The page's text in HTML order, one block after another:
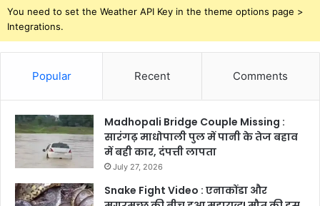
You need to set the Weather API Key in the theme options page >
Integrations.
Popular Recent Comments
Madhopali Bridge Couple Missing :
सारंगढ़ माधोपाली पुल में पानी के तेज बहाव
में बही कार, दंपत्ती लापता
July 27, 2026
Snake Fight Video : एनाकोंडा और